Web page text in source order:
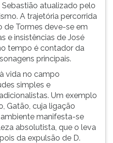
Sebastião atualizado pelo
A trajetória percorrida
de Tormes deve-se em
e insistências de José
tempo é contador da
principais.
vida no campo
simples e
Um exemplo
Gatão, cuja ligação
manifesta-se
absolutista, que o leva
da expulsão de D.